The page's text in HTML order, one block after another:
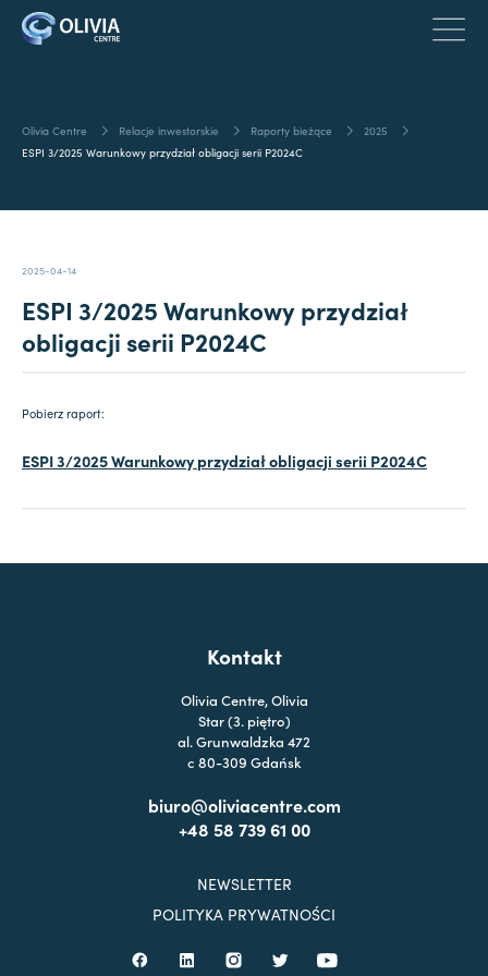
Olivia Centre Relacje inwestorskie Raporty bieżące
2025
ESPI 3/2025 Warunkowy przydział obligacji serii P2024C
2025-04-14
ESPI 3/2025 Warunkowy przydział
obligacji serii P2024C
Pobierz raport:
ESPI 3/2025 Warunkowy przydział obligacji serii P2024C
Kontakt
Olivia Centre, Olivia
Star (3. piętro)
al. Grunwaldzka 472
c 80-309 Gdańsk
biuro@oliviacentre.com
+48 58 739 61 00
NEWSLETTER
POLITYKA PRYWATNOŚCI